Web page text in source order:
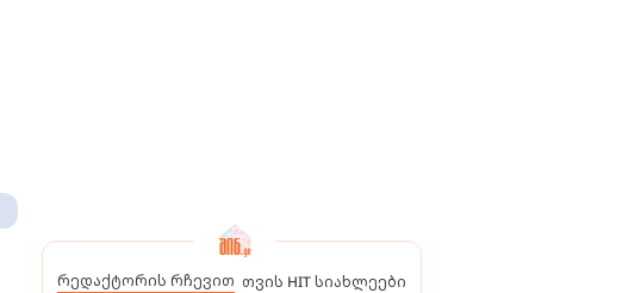
რედაქტორის რჩევით თვის HIT სიახლეები